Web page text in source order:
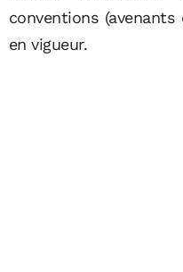
conventions
en vigueur.